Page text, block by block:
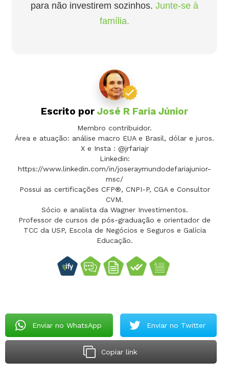
para não investirem sozinhos. Junte-se à
família.
Escrito por José R Faria Júnior
Membro contribuidor.
Área e atuação: análise macro EUA e Brasil, dólar e juros.
X e Insta : @jrfariajr
Linkedin:
https://www.linkedin.com/in/joseraymundodefariajunior-
msc/
Possui as certificações CFP®, CNPI-P, CGA e Consultor
CVM.
Sócio e analista da Wagner Investimentos.
Professor de cursos de pós-graduação e orientador de
TCC da USP, Escola de Negócios e Seguros e Galícia
Educação.
Enviar no WhatsApp Enviar no Twitter
Copiar link